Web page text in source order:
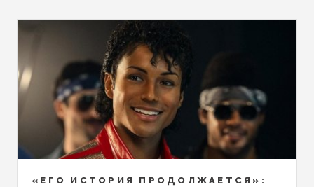
«ЕГО ИСТОРИЯ ПРОДОЛЖАЕТСЯ»: